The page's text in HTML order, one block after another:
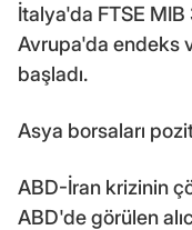
İtalya'da FTSE
Avrupa'da endeks
başladı.
Asya borsaları
ABD-İran krizinin
ABD'de görülen